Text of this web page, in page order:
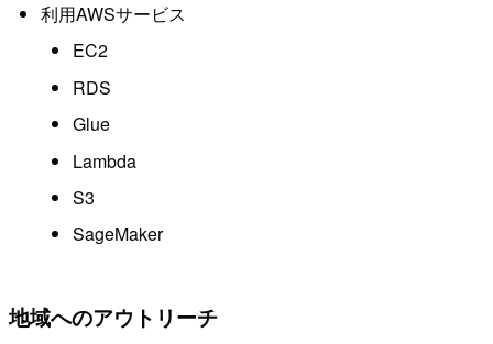
利用AWSサービス
EC2
RDS
Glue
Lambda
S3
SageMaker
地域へのアウトリーチ